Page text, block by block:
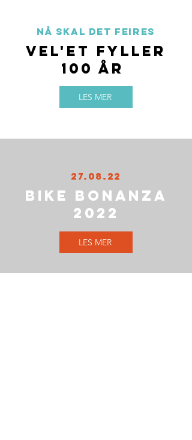
NÅ SKAL DET FEIRES
VEL'ET FYLLER
100 ÅR
LES MER
27.08.22
BIKE BONANZA
2022
LES MER